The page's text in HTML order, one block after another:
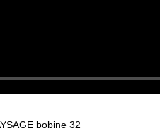
bobine 32